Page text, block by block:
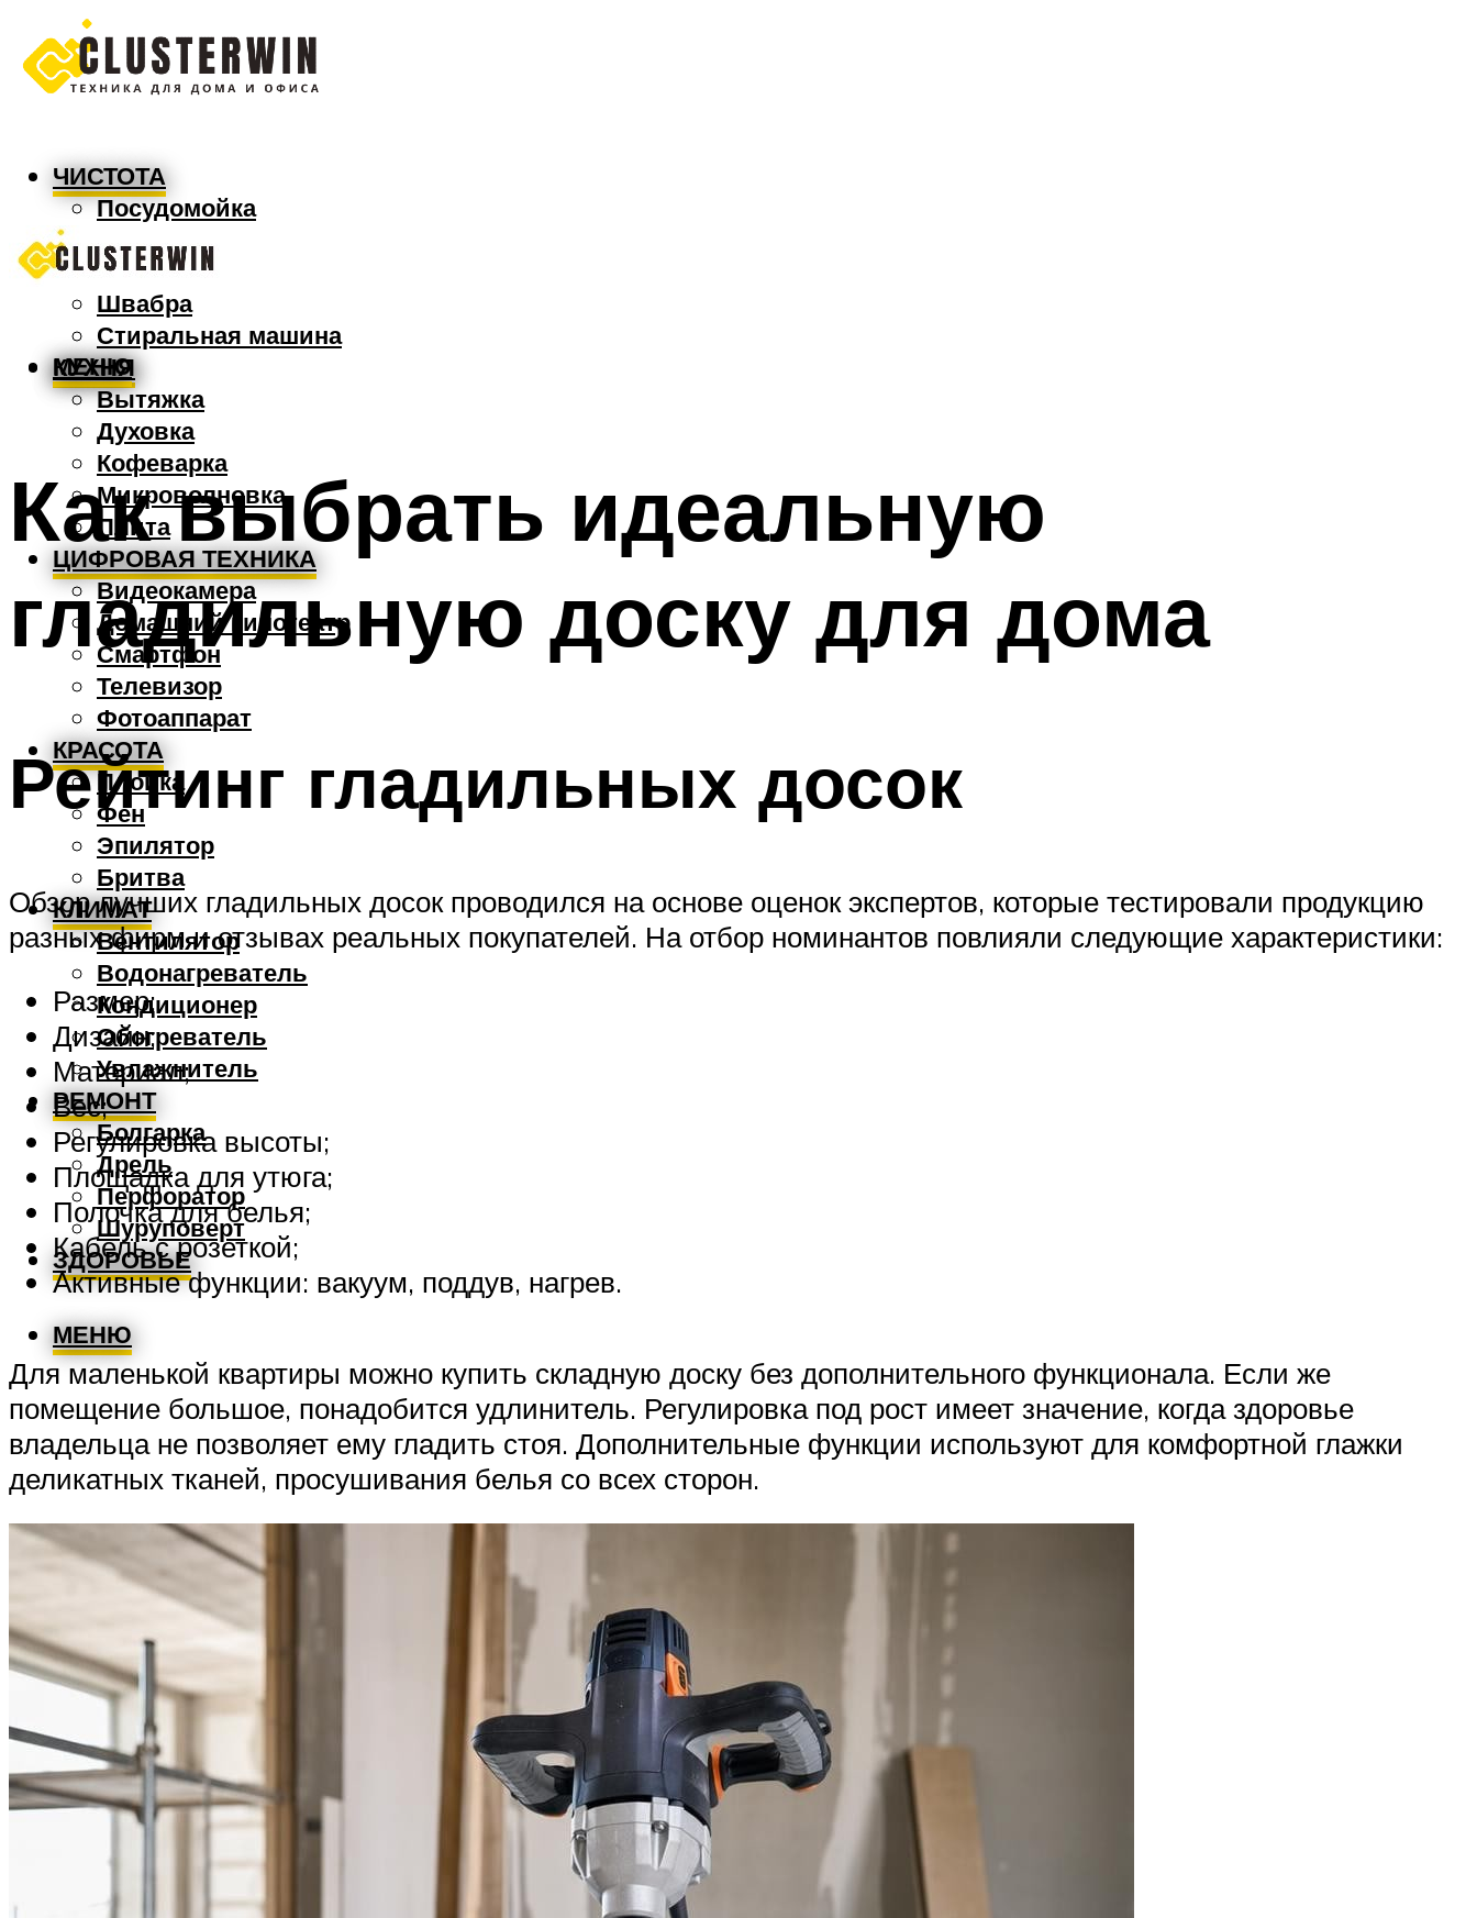
ЧИСТОТА
Посудомойка
Пылесос
Утюг
Швабра
Стиральная машина
КУХНЯ
Вытяжка
Духовка
Кофеварка
Микроволновка
Плита
ЦИФРОВАЯ ТЕХНИКА
Видеокамера
Домашний кинотеатр
Смартфон
Телевизор
Фотоаппарат
КРАСОТА
Плойка
Фен
Эпилятор
Бритва
КЛИМАТ
Вентилятор
Водонагреватель
Кондиционер
Обогреватель
Увлажнитель
РЕМОНТ
Болгарка
Дрель
Перфоратор
Шуруповерт
ЗДОРОВЬЕ
МЕНЮ
МЕНЮ
Как выбрать идеальную
гладильную доску для дома
Рейтинг гладильных досок
Обзор лучших гладильных досок проводился на основе оценок экспертов, которые тестировали продукцию
разных фирм и отзывах реальных покупателей. На отбор номинантов повлияли следующие характеристики:
Размер;
Дизайн;
Материал;
Вес;
Регулировка высоты;
Площадка для утюга;
Полочка для белья;
Кабель с розеткой;
Активные функции: вакуум, поддув, нагрев.
Для маленькой квартиры можно купить складную доску без дополнительного функционала. Если же
помещение большое, понадобится удлинитель. Регулировка под рост имеет значение, когда здоровье
владельца не позволяет ему гладить стоя. Дополнительные функции используют для комфортной глажки
деликатных тканей, просушивания белья со всех сторон.